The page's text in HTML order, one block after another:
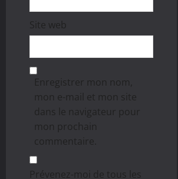
Site web
Enregistrer mon nom,
mon e-mail et mon site
dans le navigateur pour
mon prochain
commentaire.
Prévenez-moi de tous les